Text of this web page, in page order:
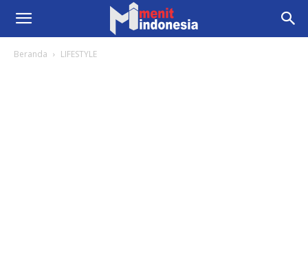
Beranda LIFESTYLE